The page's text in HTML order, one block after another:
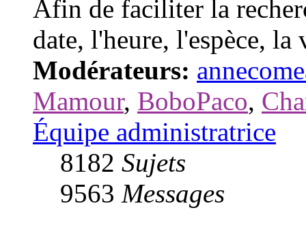
Afin de faciliter la
date, l'heure, l'espèce,
Modérateurs:
Mamour, BoboPaco,
Équipe administratrice
8182 Sujets
9563 Messages